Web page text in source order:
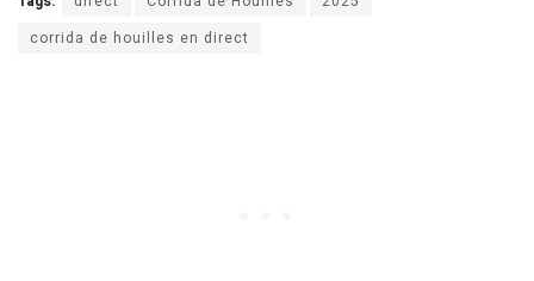
corrida de houilles en direct